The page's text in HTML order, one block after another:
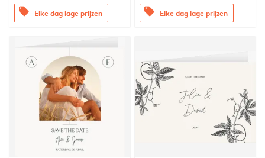
offers Elke dag lage prijzen offers Elke dag lage prijzen